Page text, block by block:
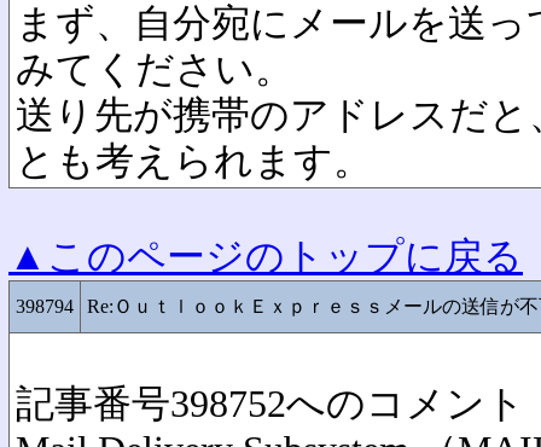
まず、自分宛にメールを送
みてください。
送り先が携帯のアドレスだ
とも考えられます。
▲このページのトップに戻る
398794 Re:ＯｕｔｌｏｏｋＥｘｐｒｅｓｓメールの送信が
記事番号398752へのコメント